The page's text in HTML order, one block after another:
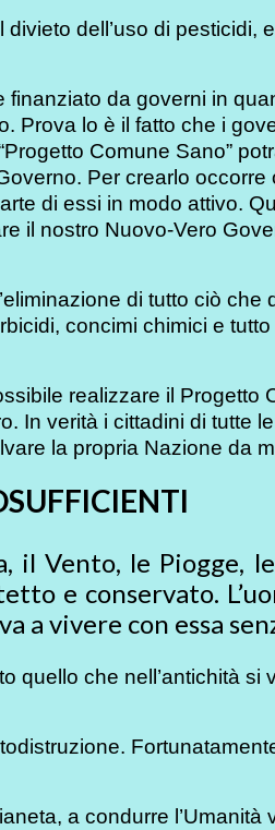
dell’uso di pesticidi,
da governi in
Prova lo è il fatto che i
Comune Sano”
Per crearlo
di essi in modo attivo.
il nostro Nuovo-Vero
di tutto ciò
concimi chimici e
realizzare il Progetto
In verità i cittadini di tutte
la propria Nazione da
il Vento, le Piogge,
e conservato.
a vivere con essa
quello che nell’antichità si
a condurre